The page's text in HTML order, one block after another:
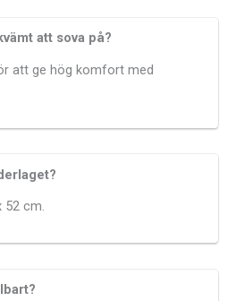
att sova på?
att ge hög komfort med
52 cm.